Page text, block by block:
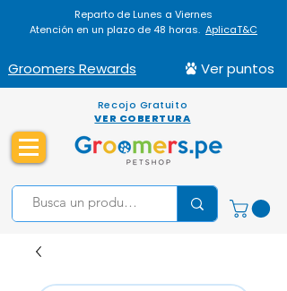
Reparto de Lunes a Viernes
Atención en un plazo de 48 horas. AplicaT&C
Groomers Rewards Ver puntos
Recojo Gratuito
VER COBERTURA